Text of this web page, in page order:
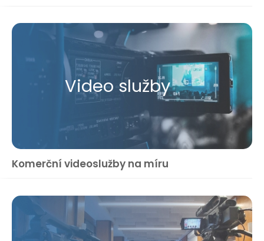
Video služby
Komerční videoslužby na míru